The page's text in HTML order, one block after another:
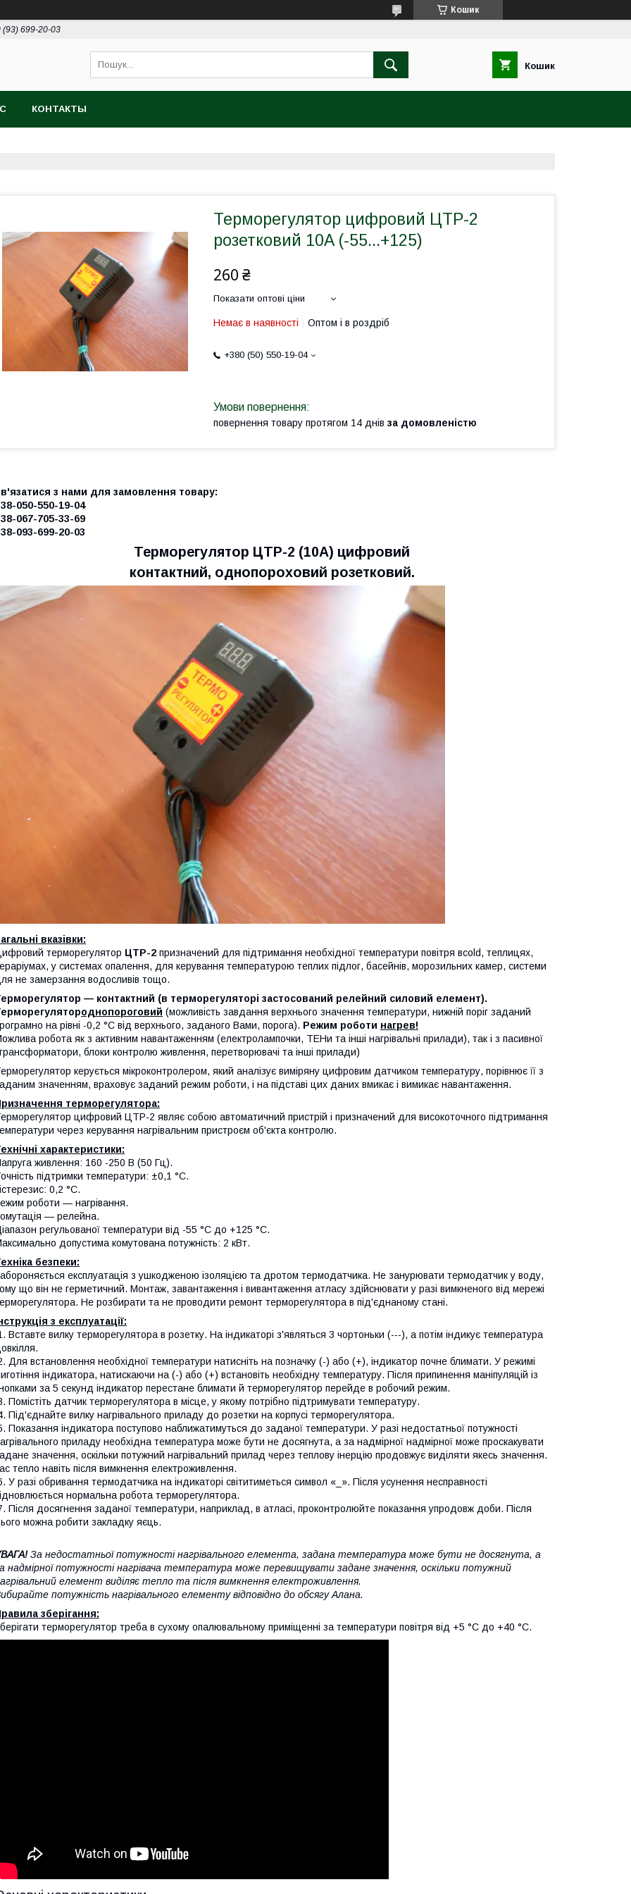
Кошик
(93) 699-20-03
Кошик
КОНТАКТЫ
Терморегулятор цифровий ЦТР-2
розетковий 10А (-55...+125)
260 ₴
Показати оптові ціни
Немає в наявності Оптом і в роздріб
+380 (50) 550-19-04
повернення товару протягом 14 днів за домовленістю
з нами для замовлення товару:
050-550-19-04
067-705-33-69
093-699-20-03
Терморегулятор ЦТР-2 (10А) цифровий
контактний, однопороховий розетковий.
вказівки:
терморегулятор ЦТР-2 призначений для підтримання необхідної температури повітря вcold, теплицях,
у системах опалення, для керування температурою теплих підлог, басейнів, морозильних камер, системи
не замерзання водосливів тощо.
— контактний (в терморегуляторі застосований релейний силовий елемент).
однопороговий (можливість завдання верхнього значення температури, нижній поріг заданий
на рівні -0,2 °C від верхнього, заданого Вами, порога). Режим роботи нагрев!
робота як з активним навантаженням (електролампочки, ТЕНи та інші нагрівальні прилади), так і з пасивної
блоки контролю живлення, перетворювачі та інші прилади)
керується мікроконтролером, який аналізує виміряну цифровим датчиком температуру, порівнює її з
значенням, враховує заданий режим роботи, і на підставі цих даних вмикає і вимикає навантаження.
терморегулятора:
цифровий ЦТР-2 являє собою автоматичний пристрій і призначений для високоточного підтримання
через керування нагрівальним пристроєм об'єкта контролю.
характеристики:
живлення: 160 -250 В (50 Гц).
підтримки температури: ±0,1 °С.
0,2 °С.
роботи — нагрівання.
— релейна.
регульованої температури від -55 °C до +125 °C.
допустима комутована потужність: 2 кВт.
безпеки:
експлуатація з ушкодженою ізоляцією та дротом термодатчика. Не занурювати термодатчик у воду,
що він не герметичний. Монтаж, завантаження і вивантаження атласу здійснювати у разі вимкненого від мережі
Не розбирати та не проводити ремонт терморегулятора в під'єднаному стані.
з експлуатації:
Вставте вилку терморегулятора в розетку. На індикаторі з'являться 3 чортоньки (---), а потім індикує температура
Для встановлення необхідної температури натисніть на позначку (-) або (+), індикатор почне блимати. У режимі
індикатора, натискаючи на (-) або (+) встановіть необхідну температуру. Після припинення маніпуляцій із
за 5 секунд індикатор перестане блимати й терморегулятор перейде в робочий режим.
Помістіть датчик терморегулятора в місце, у якому потрібно підтримувати температуру.
Під'єднайте вилку нагрівального приладу до розетки на корпусі терморегулятора.
Показання індикатора поступово наближатимуться до заданої температури. У разі недостатньої потужності
приладу необхідна температура може бути не досягнута, а за надмірної надмірної може проскакувати
значення, оскільки потужний нагрівальний прилад через теплову інерцію продовжує виділяти якесь значення.
тепло навіть після вимкнення електроживлення.
У разі обривання термодатчика на індикаторі світитиметься символ «_». Після усунення несправності
нормальна робота терморегулятора.
Після досягнення заданої температури, наприклад, в атласі, проконтролюйте показання упродовж доби. Після
можна робити закладку яєць.
За недостатньої потужності нагрівального елемента, задана температура може бути не досягнута, а
надмірної потужності нагрівача температура може перевищувати задане значення, оскільки потужний
елемент виділяє тепло та після вимкнення електроживлення.
потужність нагрівального елементу відповідно до обсягу Алана.
зберігання:
терморегулятор треба в сухому опалювальному приміщенні за температури повітря від +5 °C до +40 °C.